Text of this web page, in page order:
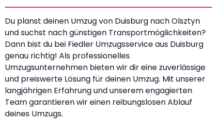
Du planst deinen Umzug von Duisburg nach Olsztyn
und suchst nach günstigen Transportmöglichkeiten?
Dann bist du bei Fiedler Umzugsservice aus Duisburg
genau richtig! Als professionelles
Umzugsunternehmen bieten wir dir eine zuverlässige
und preiswerte Lösung für deinen Umzug. Mit unserer
langjährigen Erfahrung und unserem engagierten
Team garantieren wir einen reibungslosen Ablauf
deines Umzugs.